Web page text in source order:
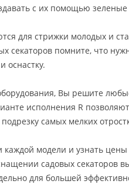
с их помощью
для стрижки молодых и
секаторов помните, что
оснастку.
Вы решите
исполнения R
самых мелких
каждой модели и узнать
садовых секаторов
для большей